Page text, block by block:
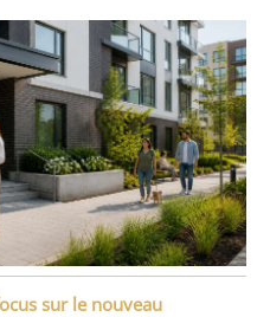
sur le nouveau